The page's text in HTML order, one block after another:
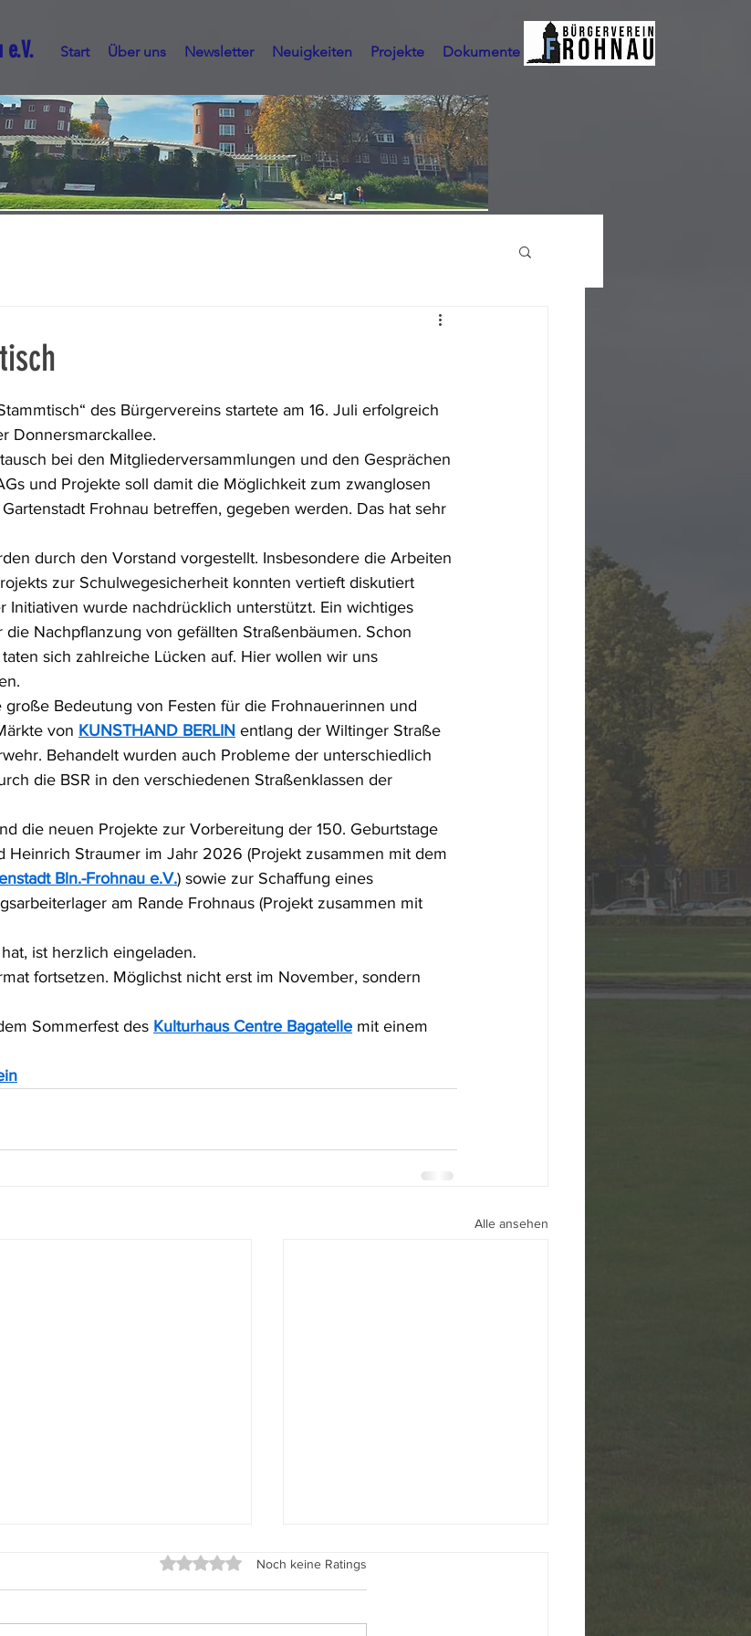
Start Über uns Newsletter Neuigkeiten Projekte Dokumente Mehr
des Bürgervereins startete am 16. Juli erfolgreich
Donnersmarckallee.
bei den Mitgliederversammlungen und den Gesprächen
und Projekte soll damit die Möglichkeit zum zwanglosen
Frohnau betreffen, gegeben werden. Das hat sehr
durch den Vorstand vorgestellt. Insbesondere die Arbeiten
zur Schulwegesicherheit konnten vertieft diskutiert
Initiativen wurde nachdrücklich unterstützt. Ein wichtiges
Nachpflanzung von gefällten Straßenbäumen. Schon
sich zahlreiche Lücken auf. Hier wollen wir uns
Bedeutung von Festen für die Frohnauerinnen und
von KUNSTHAND BERLIN entlang der Wiltinger Straße
Behandelt wurden auch Probleme der unterschiedlich
die BSR in den verschiedenen Straßenklassen der
die neuen Projekte zur Vorbereitung der 150. Geburtstage
Heinrich Straumer im Jahr 2026 (Projekt zusammen mit dem
Bln.-Frohnau e.V.) sowie zur Schaffung eines
am Rande Frohnaus (Projekt zusammen mit
ist herzlich eingeladen.
fortsetzen. Möglichst nicht erst im November, sondern
Sommerfest des Kulturhaus Centre Bagatelle mit einem
Alle ansehen
Mitteilung des Bürgervereins
Wahlprüfsteine
zur Wahl des Berliner
Mit 0 von 5 Sternen bewertet.
Noch keine Ratings